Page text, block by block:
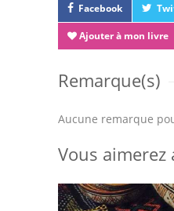
Facebook
Ajouter à mon livre
Remarque(s)
Aucune remarque
Vous aimerez